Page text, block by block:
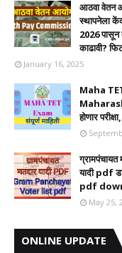
आठवा वेतन
स्थापनेला
2026 पासून
काढावी?
January 16, 2025
Maha TET
होणार
यादी pdf
pdf
May 25,
ONLINE UPDATE